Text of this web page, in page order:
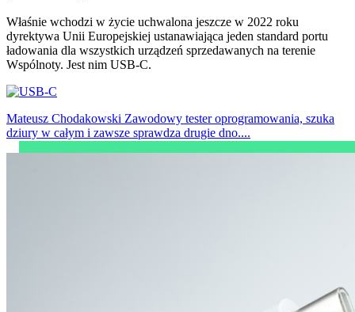
Właśnie wchodzi w życie uchwalona jeszcze w 2022 roku
dyrektywa Unii Europejskiej ustanawiająca jeden standard portu
ładowania dla wszystkich urządzeń sprzedawanych na terenie
Wspólnoty. Jest nim USB-C.
Mateusz Chodakowski Zawodowy tester oprogramowania, szuka
dziury w całym i zawsze sprawdza drugie dno....